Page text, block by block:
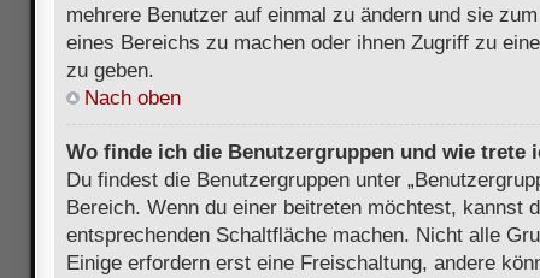
mehrere Benutzer auf einmal zu ändern und sie
eines Bereichs zu machen oder ihnen Zugriff zu
zu geben.
Nach oben
Wo finde ich die Benutzergruppen und wie trete
Du findest die Benutzergruppen unter
Bereich. Wenn du einer beitreten möchtest, kannst
entsprechenden Schaltfläche machen. Nicht alle
Einige erfordern erst eine Freischaltung, andere